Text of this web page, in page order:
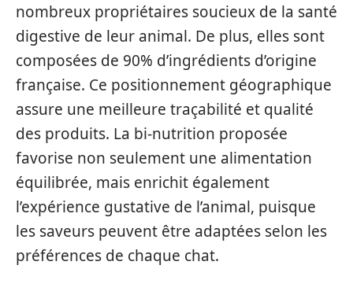
nombreux propriétaires soucieux de la santé
digestive de leur animal. De plus, elles sont
composées de 90% d’ingrédients d’origine
française. Ce positionnement géographique
assure une meilleure traçabilité et qualité
des produits. La bi-nutrition proposée
favorise non seulement une alimentation
équilibrée, mais enrichit également
l’expérience gustative de l’animal, puisque
les saveurs peuvent être adaptées selon les
préférences de chaque chat.